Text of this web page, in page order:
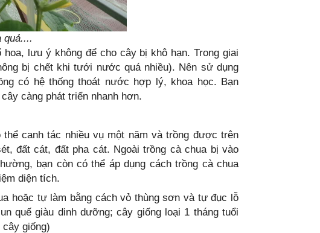
quả....
lưu ý không để cho cây bị khô hạn. Trong giai
bị chết khi tưới nước quá nhiều). Nên sử dụng
có hệ thống thoát nước hợp lý, khoa học. Bạn
càng phát triển nhanh hơn.
canh tác nhiều vụ một năm và trồng được trên
đất cát, đất pha cát. Ngoài trồng cà chua bị vào
bạn còn có thể áp dụng cách trồng cà chua
diện tích.
hoặc tự làm bằng cách vỏ thùng sơn và tự đục lỗ
quế giàu dinh dưỡng; cây giống loại 1 tháng tuổi
giống)